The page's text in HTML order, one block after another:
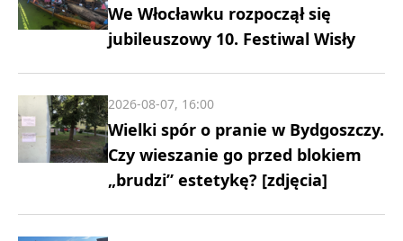
We Włocławku rozpoczął się
jubileuszowy 10. Festiwal Wisły
Wielki spór o pranie w Bydgoszczy.
Czy wieszanie go przed blokiem
„brudzi” estetykę? [zdjęcia]
2026-08-07, 16:00